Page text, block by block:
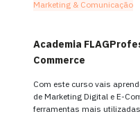
Marketing & Comunicação
Academia
Commerce
Com este curso vais
de Marketing Digital e E-
ferramentas mais